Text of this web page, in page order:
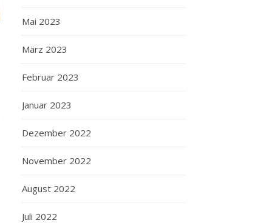
Mai 2023
März 2023
Februar 2023
Januar 2023
Dezember 2022
November 2022
August 2022
Juli 2022